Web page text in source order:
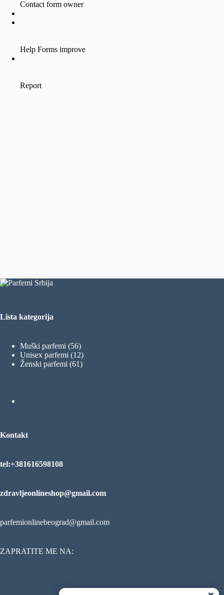
Lista kategorija
Muški parfemi 5656
proizvoda
Unisex parfemi 1212
proizvoda
Ženski parfemi 6161
Kontakt
tel:+381616598108
zdravljeonlineshop@gmail.com
parfemionlinebeograd@gmail.com
ZAPRATITE ME NA: